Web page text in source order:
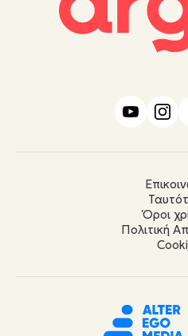
Όροι
Πολιτική